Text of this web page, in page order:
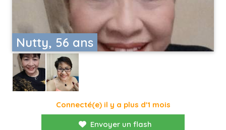
Nutty, 56 ans
Connecté(e) il y a plus d'1 mois
Envoyer un flash